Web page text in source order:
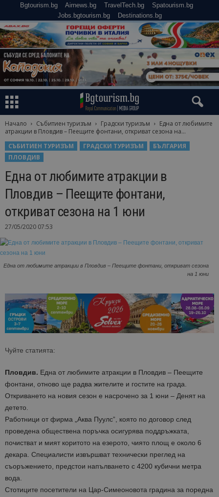
Bgtourism.bg Airnews.bg TravelTech.bg
Spatourism.bg
Jobs.bgtourism.bg
Destinations.bg
Начало Събитиен туризъм Градски туризъм
Една от любимите
атракции в Пловдив – Пеещите фонтани, откриват сезона на...
СЪБИТИЕН ТУРИЗЪМ
ГРАДСКИ ТУРИЗЪМ
БЪЛГАРИЯ
ПЛОВДИВ
Една от любимите атракции в
Пловдив – Пеещите фонтани,
откриват сезона на 1 юни
27/05/2020 07:53
Една от любимите атракции в Пловдив – Пеещите фонтани, откриват сезона
на 1 юни
Чуйте статията:
Пловдив. Една от любимите атракции в Пловдив – Пеещите
фонтани, отново ще радва жителите и гостите на града.
Откриването на новия сезон е насрочено за 1 юни – Денят на
детето.
Работници от фирма „Аква Пуулс”, която по договор след
проведена обществена поръчка осигурява поддръжката,
почистват и мият коритото на езерото, чиято площ е около 6
декара. Специалисти извършват технически преглед на
съоръжението, предстои напълването с 4200 кубични метра
вода.
Стотиците посетители на Цар-Симеоновота градина за поредна